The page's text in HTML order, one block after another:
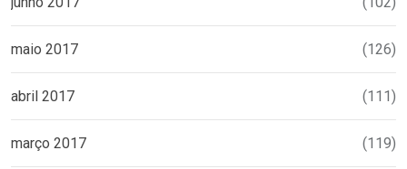
maio 2017 (126)
abril 2017 (111)
março 2017 (119)